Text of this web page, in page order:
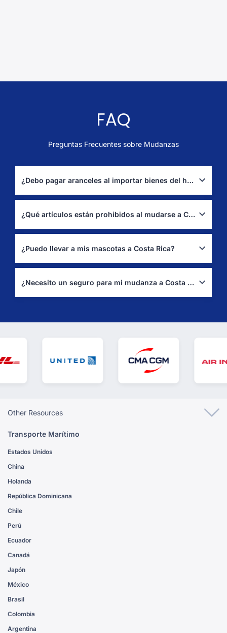
FAQ
Preguntas Frecuentes sobre Mudanzas
¿Debo pagar aranceles al importar bienes del hogar a Costa Rica?
Franquicia de menaje si presentas inventario/documentos y
cumples plazos y condiciones ante la DGA.
(DGA – Aduanas)¿Qué artículos están prohibidos al mudarse a Costa Rica?
Revisa prohibiciones y permisos (sanitarios/fitosanitarios)
vigentes de la DGA antes de embalar.
(DGA – Información)
¿Puedo llevar a mis mascotas a Costa Rica?
Sí: SENASA exige certificado sanitario oficial, vacuna antirrábica
vigente y, si aplica, permisos previos.
(SENASA Costa Rica) ¿Necesito un seguro para mi mudanza a Costa Rica?
Other Resources
Transporte Marítimo
Estados Unidos
China
Holanda
República Dominicana
Chile
Perú
Ecuador
Canadá
Japón
México
Brasil
Colombia
Argentina